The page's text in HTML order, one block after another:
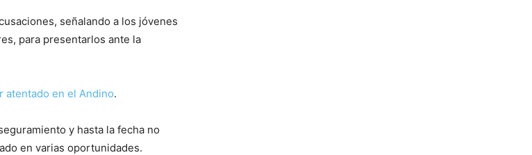
señalando a los jóvenes
para presentarlos ante la
atentado en el Andino.
y hasta la fecha no
en varias oportunidades.